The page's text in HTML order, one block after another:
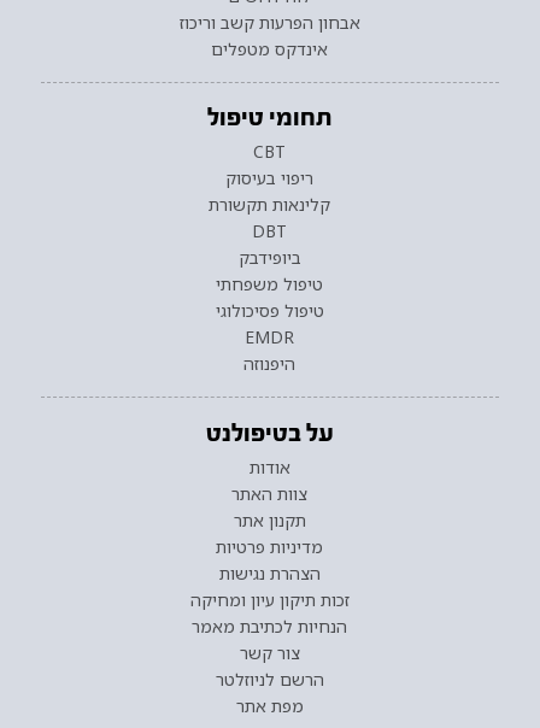
אבחון הפרעות קשב וריכוז
אינדקס מטפלים
תחומי טיפול
CBT
ריפוי בעיסוק
קלינאות תקשורת
DBT
ביופידבק
טיפול משפחתי
טיפול פסיכולוגי
EMDR
היפנוזה
על בטיפולנט
אודות
צוות האתר
תקנון אתר
מדיניות פרטיות
הצהרת נגישות
זכות תיקון עיון ומחיקה
הנחיות לכתיבת מאמר
צור קשר
הרשם לניוזלטר
מפת אתר